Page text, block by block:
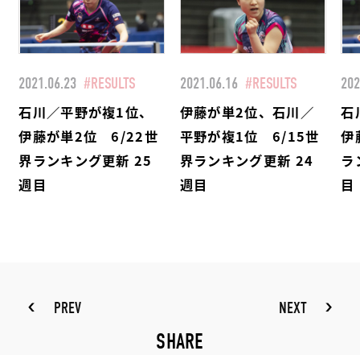
2021.06.23 #RESULTS
石川／平野が複1位、
伊藤が単2位 6/22世
界ランキング更新 25
週目
2021.06.16 #RESULTS
伊藤が単2位、石川／
平野が複1位 6/15世
界ランキング更新 24
週目
石
ラ
目
PREV NEXT
SHARE